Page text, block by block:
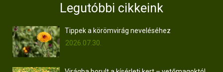
Legutóbbi cikkeink
Tippek a körömvirág neveléséhez
2026.07.30.